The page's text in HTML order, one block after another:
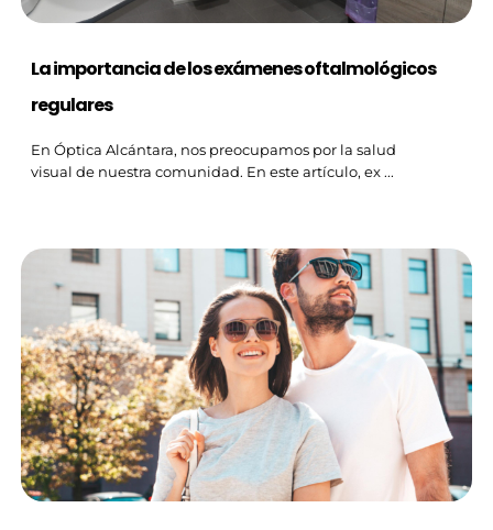
La importancia de los exámenes oftalmológicos
regulares
En Óptica Alcántara, nos preocupamos por la salud
visual de nuestra comunidad. En este artículo, ex ...